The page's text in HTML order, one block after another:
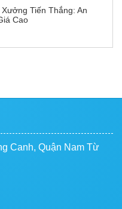
Tiến Thắng: An
Cao
Canh, Quận Nam Từ